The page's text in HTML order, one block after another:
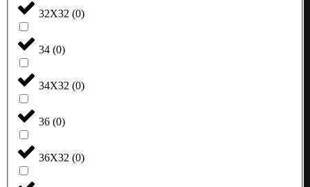
32X32 (0)
34 (0)
34X32 (0)
36 (0)
36X32 (0)